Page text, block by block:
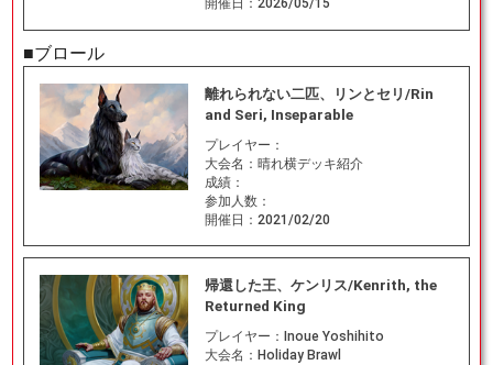
開催日： 2026/05/15
■ブロール
離れられない二匹、リンとセリ/Rin
and Seri, Inseparable
プレイヤー：
大会名： 晴れ横デッキ紹介
成績：
参加人数：
開催日： 2021/02/20
帰還した王、ケンリス/Kenrith, the
Returned King
プレイヤー： Inoue Yoshihito
大会名： Holiday Brawl